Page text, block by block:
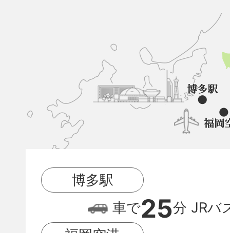
山
町
と
駅
と
福
岡
博多駅
車で25分 JRバ